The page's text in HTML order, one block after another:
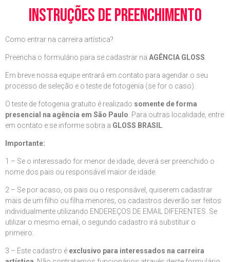
instruções de preenchimento
Como entrar na carreira artística?
Preencha o formulário para se cadastrar na AGÊNCIA GLOSS
Em breve nossa equipe entrará em contato para agendar o seu
processo de seleção e o teste de fotogenia (se for o caso).
O teste de fotogenia gratuito é realizado somente de forma
presencial na agência em São Paulo . Para outras localidade, entre
em ocntato e se informe sobra a GLOSS BRASIL
Importante:
1 – Se o interessado for menor de idade, deverá ser preenchido o
nome dos pais ou responsável maior de idade.
2 – Se por acaso, os pais ou o responsável, quiserem cadastrar
mais de um filho ou filha menores, os cadastros deverão ser feitos
individualmente utilizando ENDEREÇOS DE EMAIL DIFERENTES. Se
utilizar o mesmo email, o segundo cadastro irá substituir o
primeiro.
3 – Este cadastro é exclusivo para interessados na carreira